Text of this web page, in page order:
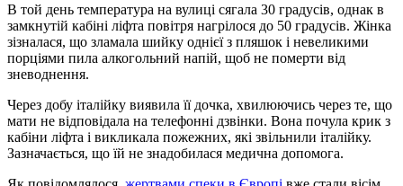
В той день температура на вулиці сягала 30 градусів, однак в
замкнутій кабіні ліфта повітря нагрілося до 50 градусів. Жінка
зізналася, що зламала шийку однієї з пляшок і невеликими
порціями пила алкогольний напій, щоб не померти від
зневоднення.
Через добу італійку виявила її дочка, хвилюючись через те, що
мати не відповідала на телефонні дзвінки. Вона почула крик з
кабіни ліфта і викликала пожежних, які звільнили італійку.
Зазначається, що їй не знадобилася медична допомога.